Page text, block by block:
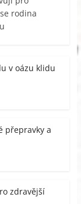
rodina
v oázu klidu
přepravky a
zdravější